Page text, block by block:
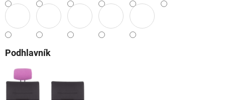
Podhlavník